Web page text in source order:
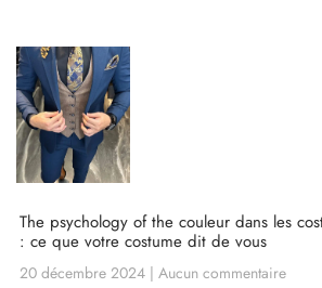
The psychology of the couleur dans les
: ce que votre costume dit de vous
20 décembre 2024 Aucun commentaire